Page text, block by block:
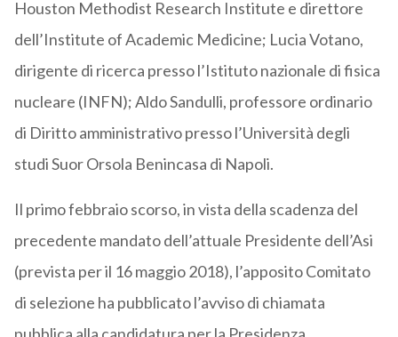
Houston Methodist Research Institute e direttore
dell’Institute of Academic Medicine; Lucia Votano,
dirigente di ricerca presso l’Istituto nazionale di fisica
nucleare (INFN); Aldo Sandulli, professore ordinario
di Diritto amministrativo presso l’Università degli
studi Suor Orsola Benincasa di Napoli.
Il primo febbraio scorso, in vista della scadenza del
precedente mandato dell’attuale Presidente dell’Asi
(prevista per il 16 maggio 2018), l’apposito Comitato
di selezione ha pubblicato l’avviso di chiamata